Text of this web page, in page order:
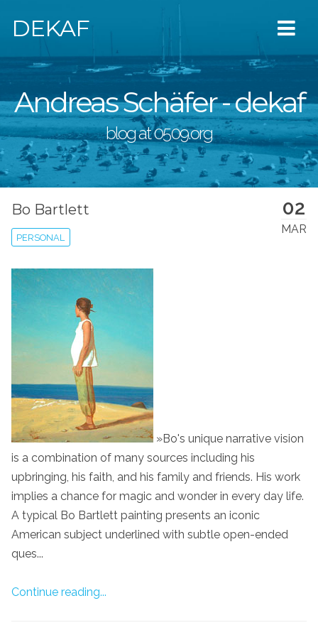
DEKAF
Andreas Schäfer - dekaf
blog at 0509.org
02
MAR
Bo Bartlett
PERSONAL
»Bo's unique narrative vision
is a combination of many sources including his
upbringing, his faith, and his family and friends. His work
implies a chance for magic and wonder in every day life.
A typical Bo Bartlett painting presents an iconic
American subject underlined with subtle open-ended
ques...
Continue reading...